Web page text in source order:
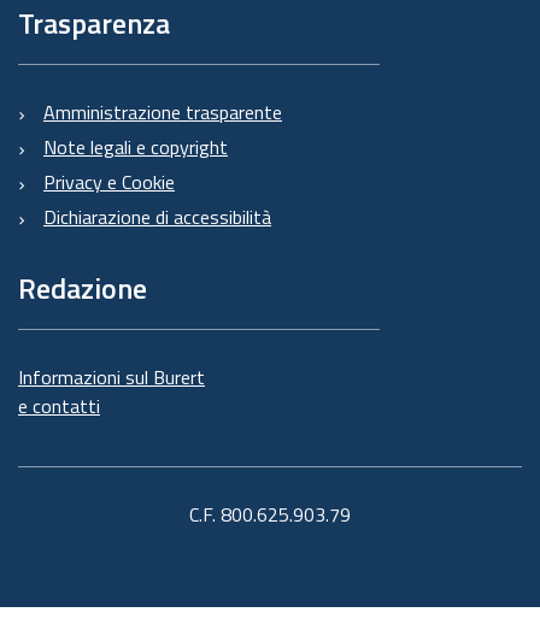
Trasparenza
Amministrazione trasparente
Note legali e copyright
Privacy e Cookie
Dichiarazione di accessibilità
Redazione
Informazioni sul Burert
e contatti
C.F. 800.625.903.79